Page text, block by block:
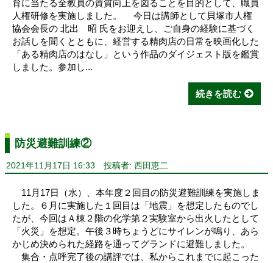
育に当たる全教員の資質向上を図ることを目的として、職員
人権研修を実施しました。 今日は講師として貝塚市人権
協会会長の 北出 昭 氏をお迎えし、ご自身の経験に基づく
お話しを聞くとともに、経営する精肉店の日常を映画化した
「ある精肉店のはなし」という作品のダイジェスト版を鑑賞
しました。参加し...
続きを読む
防災避難訓練②
2021年11月17日 16:33 投稿者: 西田恵二
11月17日（水）、本年度２回目の防災避難訓練を実施しま
した。６月に実施した１回目は「地震」を想定したものでし
たが、今回はＡ棟２階の化学第２実験室から出火したとして
「火災」を想定。午後３時ちょうどにサイレンが鳴り、あら
かじめ決められた経路を通ってグランドに避難しました。
集合・点呼完了後の講評では、私からこれまでに起こった